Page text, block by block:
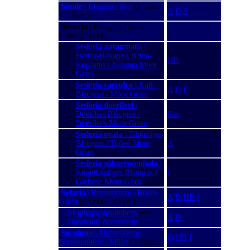
Secale \ Roggen / Rye (2 Taxa
+ 1 Syn.)
A D S
Sesleria \ Blaugras / Moor
Grass (5 Taxa)
Sesleria autumnalis \
Herbst-Blaugras, Adria-
Kopfgras / Autumn Moor
Grass
HR
Sesleria caerulea \ Kalk-
Blaugras / Moor Grass
A D F
Sesleria doerfleri \
Doerflers Blaugras /
Doerfler's Moor Grass
Kre
Sesleria ovata \ Eiköpfiges
Blaugras / Tufted Moor
Grass
A
Sesleria sphaerocephala \
Kugelköpfiges Blaugras /
Globose Moor Grass
I
Setaria \ Borstenhirse / Bristle
Grass (7 Taxa + 3 Syn.)
A D HR I
Sieglingia decumbens −−>
Danthonia decumbens
A D
Sorghum \ Mohrenhirse,
Sorghumhirse / Millet (2 Taxa)
D HR I